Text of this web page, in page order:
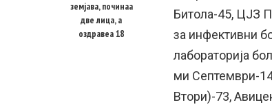
земјава, починаа
две лица, а
оздравеа 18
Битола-45, ЦЈЗ
за инфективни
лабораторија
ми Септември-
Втори)-73,